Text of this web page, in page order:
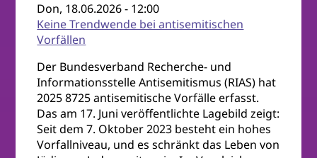
Don, 18.06.2026 - 12:00
Keine Trendwende bei antisemitischen
Vorfällen
Der Bundesverband Recherche- und
Informationsstelle Antisemitismus (RIAS) hat
2025 8725 antisemitische Vorfälle erfasst.
Das am 17. Juni veröffentlichte Lagebild zeigt:
Seit dem 7. Oktober 2023 besteht ein hohes
Vorfallniveau, und es schränkt das Leben von